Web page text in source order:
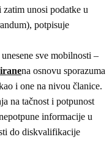
unosi podatke u
potpisuje
sve mobilnosti –
na osnovu sporazuma
i one na nivou članice.
na tačnost i potpunost
informacije u
do diskvalifikacije